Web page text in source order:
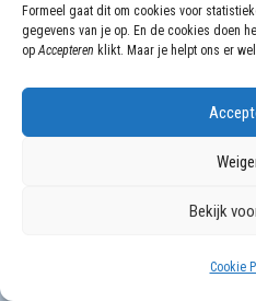
Formeel gaat dit om cookies voor
gegevens van je op. En de cookies doen
opAccepteren klikt. Maar je helpt ons er
Bekijk
Cookie
bazuinen.
Herkenning
welke geestelijke
zesde zegel wil
sluit naadloos op het
naar de komende